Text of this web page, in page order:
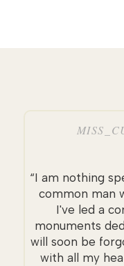
“I am nothing
common man
I've led a
monuments
will soon be
with all my